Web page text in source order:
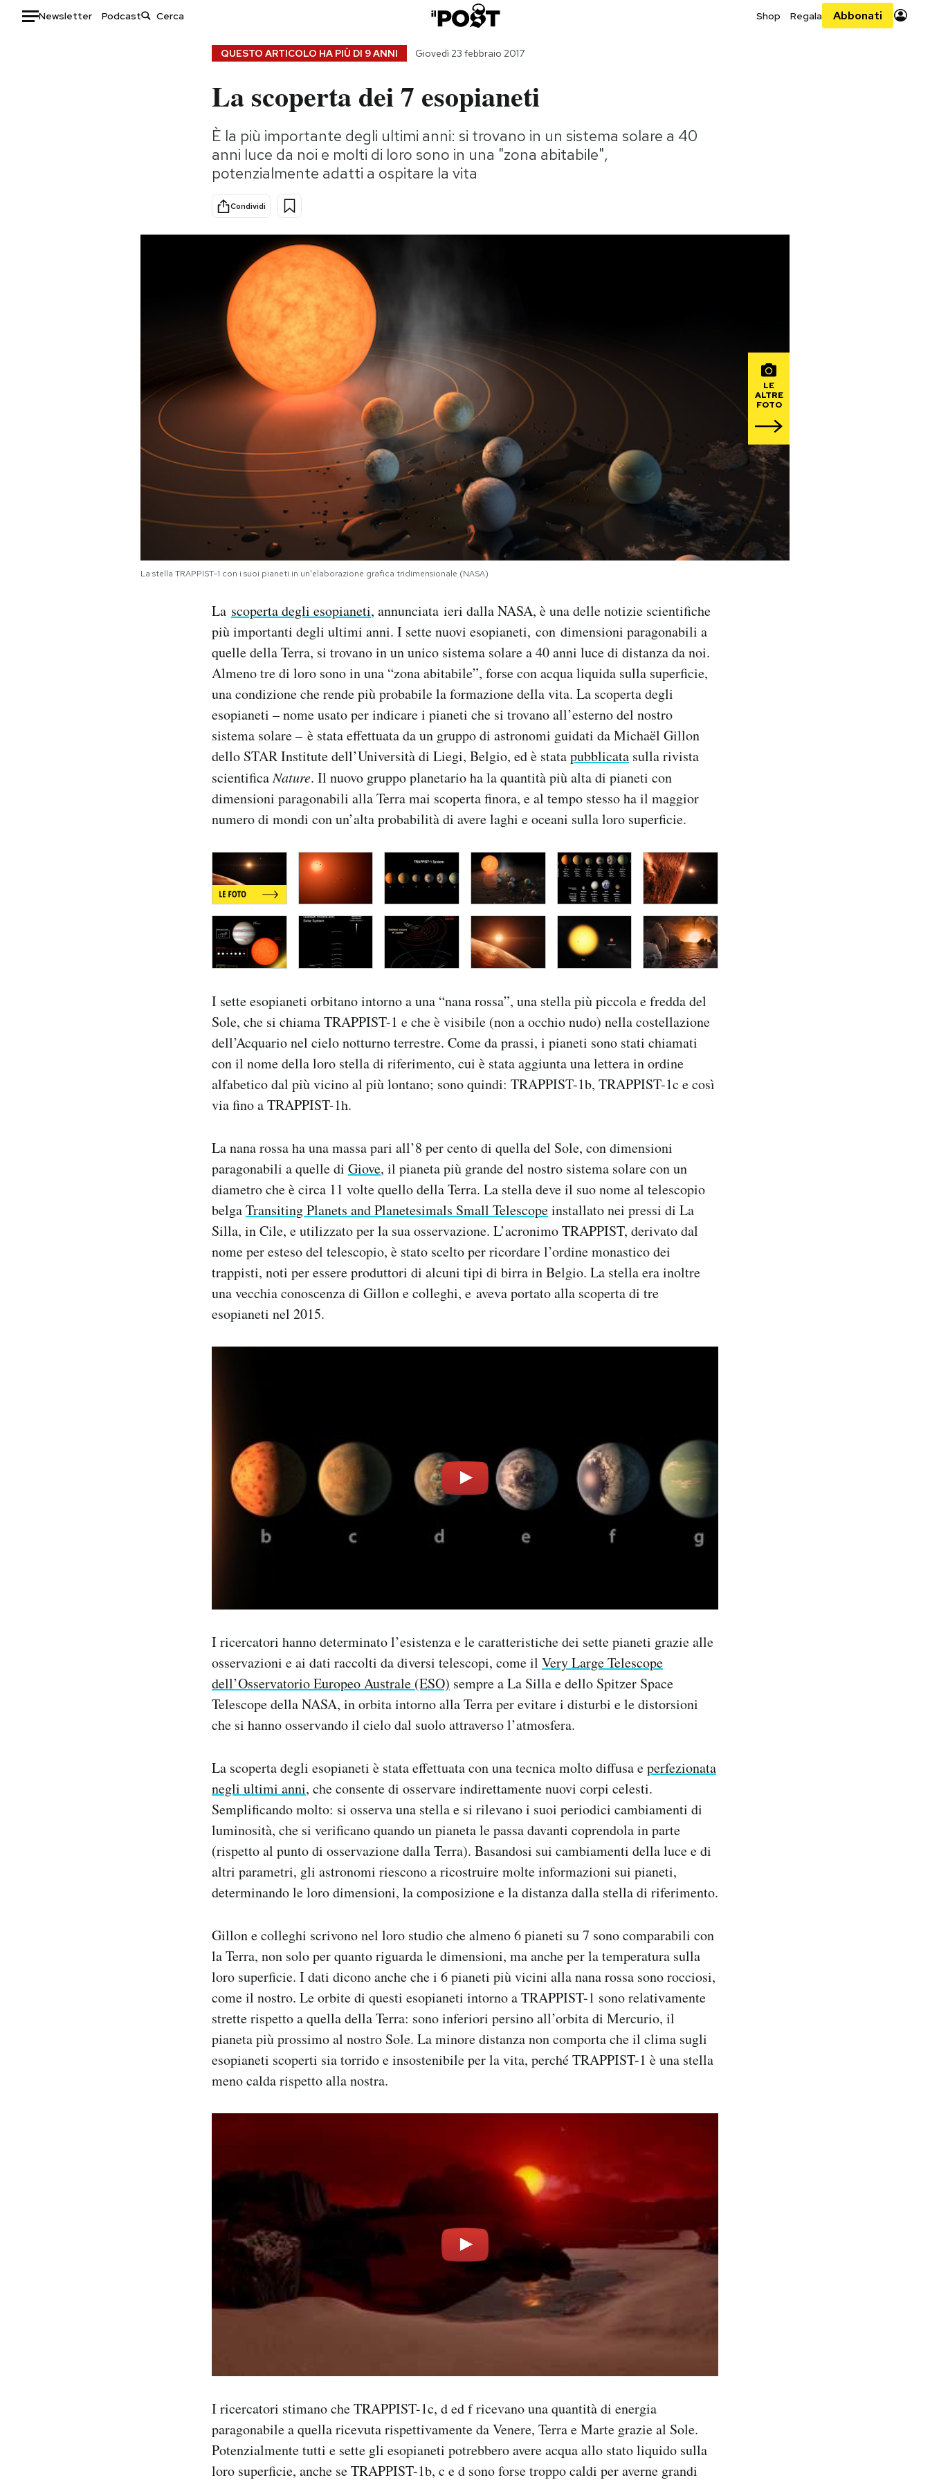
Newsletter Podcast Shop Regala Abbonati
Consumismi
Storie/Idee
Ok Boomer!
Europa
Mondiali calcio 2026
AREA PERSONALE
QUESTO ARTICOLO HA PIÙ DI 9 ANNI Giovedì 23 febbraio 2017
La scoperta dei 7 esopianeti
È la più importante degli ultimi anni: si trovano in un sistema solare a 40
anni luce da noi e molti di loro sono in una "zona abitabile",
potenzialmente adatti a ospitare la vita
Condividi
LE
ALTRE
FOTO
La stella TRAPPIST-1 con i suoi pianeti in un'elaborazione grafica tridimensionale (NASA)
La scoperta degli esopianeti, annunciata ieri dalla NASA, è una delle notizie scientifiche
più importanti degli ultimi anni. I sette nuovi esopianeti, con dimensioni paragonabili a
quelle della Terra, si trovano in un unico sistema solare a 40 anni luce di distanza da noi.
Almeno tre di loro sono in una “zona abitabile”, forse con acqua liquida sulla superficie,
una condizione che rende più probabile la formazione della vita. La scoperta degli
esopianeti – nome usato per indicare i pianeti che si trovano all’esterno del nostro
sistema solare – è stata effettuata da un gruppo di astronomi guidati da Michaël Gillon
dello STAR Institute dell’Università di Liegi, Belgio, ed è statapubblicata sulla rivista
scientificaNature. Il nuovo gruppo planetario ha la quantità più alta di pianeti con
dimensioni paragonabili alla Terra mai scoperta finora, e al tempo stesso ha il maggior
numero di mondi con un’alta probabilità di avere laghi e oceani sulla loro superficie.
I sette esopianeti orbitano intorno a una “nana rossa”, una stella più piccola e fredda del
Sole, che si chiama TRAPPIST-1 e che è visibile (non a occhio nudo) nella costellazione
dell’Acquario nel cielo notturno terrestre. Come da prassi, i pianeti sono stati chiamati
con il nome della loro stella di riferimento, cui è stata aggiunta una lettera in ordine
alfabetico dal più vicino al più lontano; sono quindi: TRAPPIST-1b, TRAPPIST-1c e così
via fino a TRAPPIST-1h.
La nana rossa ha una massa pari all’8 per cento di quella del Sole, con dimensioni
paragonabili a quelle di Giove, il pianeta più grande del nostro sistema solare con un
diametro che è circa 11 volte quello della Terra. La stella deve il suo nome al telescopio
belgaTransiting Planets and Planetesimals Small Telescopeinstallato nei pressi di La
Silla, in Cile, e utilizzato per la sua osservazione. L’acronimo TRAPPIST, derivato dal
nome per esteso del telescopio, è stato scelto per ricordare l’ordine monastico dei
trappisti, noti per essere produttori di alcuni tipi di birra in Belgio. La stella era inoltre
una vecchia conoscenza di Gillon e colleghi, e aveva portato alla scoperta di tre
esopianeti nel 2015.
I ricercatori hanno determinato l’esistenza e le caratteristiche dei sette pianeti grazie alle
osservazioni e ai dati raccolti da diversi telescopi, come il Very Large Telescope
dell’Osservatorio Europeo Australe (ESO) sempre a La Silla e dello Spitzer Space
Telescope della NASA, in orbita intorno alla Terra per evitare i disturbi e le distorsioni
che si hanno osservando il cielo dal suolo attraverso l’atmosfera.
La scoperta degli esopianeti è stata effettuata con una tecnica molto diffusa eperfezionata
negli ultimi anni, che consente di osservare indirettamente nuovi corpi celesti.
Semplificando molto: si osserva una stella e si rilevano i suoi periodici cambiamenti di
luminosità, che si verificano quando un pianeta le passa davanti coprendola in parte
(rispetto al punto di osservazione dalla Terra). Basandosi sui cambiamenti della luce e di
altri parametri, gli astronomi riescono a ricostruire molte informazioni sui pianeti,
determinando le loro dimensioni, la composizione e la distanza dalla stella di riferimento.
Gillon e colleghi scrivono nel loro studio che almeno 6 pianeti su 7 sono comparabili con
la Terra, non solo per quanto riguarda le dimensioni, ma anche per la temperatura sulla
loro superficie. I dati dicono anche che i 6 pianeti più vicini alla nana rossa sono rocciosi,
come il nostro. Le orbite di questi esopianeti intorno a TRAPPIST-1 sono relativamente
strette rispetto a quella della Terra: sono inferiori persino all’orbita di Mercurio, il
pianeta più prossimo al nostro Sole. La minore distanza non comporta che il clima sugli
esopianeti scoperti sia torrido e insostenibile per la vita, perché TRAPPIST-1 è una stella
meno calda rispetto alla nostra.
I ricercatori stimano che TRAPPIST-1c, d ed f ricevano una quantità di energia
paragonabile a quella ricevuta rispettivamente da Venere, Terra e Marte grazie al Sole.
Potenzialmente tutti e sette gli esopianeti potrebbero avere acqua allo stato liquido sulla
loro superficie, anche se TRAPPIST-1b, c e d sono forse troppo caldi per averne grandi